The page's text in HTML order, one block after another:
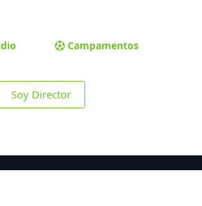
Campamentos
Soy Director